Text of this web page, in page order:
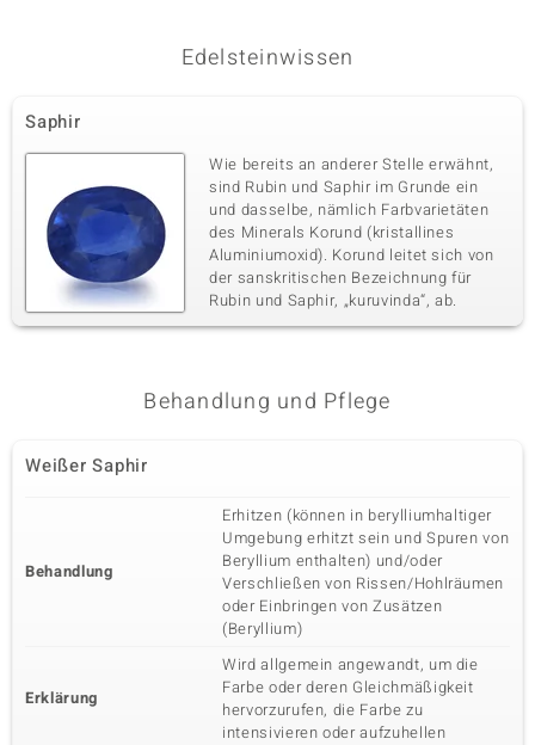
Edelsteinwissen
Saphir
Wie bereits an anderer Stelle erwähnt,
sind Rubin und Saphir im Grunde ein
und dasselbe, nämlich Farbvarietäten
des Minerals Korund (kristallines
Aluminiumoxid). Korund leitet sich von
der sanskritischen Bezeichnung für
Rubin und Saphir, „kuruvinda“, ab.
Behandlung und Pflege
Weißer Saphir
Behandlung
Erhitzen (können in berylliumhaltiger
Umgebung erhitzt sein und Spuren von
Beryllium enthalten) und/oder
Verschließen von Rissen/Hohlräumen
oder Einbringen von Zusätzen
(Beryllium)
Erklärung
Wird allgemein angewandt, um die
Farbe oder deren Gleichmäßigkeit
hervorzurufen, die Farbe zu
intensivieren oder aufzuhellen